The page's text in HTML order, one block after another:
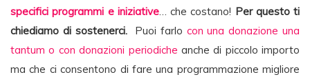
specifici programmi e iniziative… che costano! Per questo ti
chiediamo di sostenerci.Puoi farlo con una donazione una
tantum o con donazioni periodiche anche di piccolo importo
ma che ci consentono di fare una programmazione migliore